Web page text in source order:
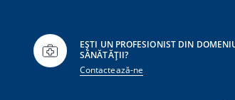
EȘTI UN PROFESIONIST DIN
SĂNĂTĂȚII?
Contactează-ne